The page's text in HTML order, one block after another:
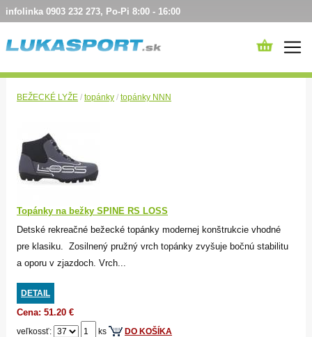
infolinka 0903 232 273, Po-Pi 8:00 - 16:00
BEŽECKÉ LYŽE / topánky / topánky NNN
Topánky na bežky SPINE RS LOSS
Detské rekreačné bežecké topánky modernej konštrukcie vhodné
pre klasiku. Zosilnený pružný vrch topánky zvyšuje bočnú stabilitu
a oporu v zjazdoch. Vrch...
DETAIL
Cena: 51.20 €
veľkossť: ks DO KOŠÍKA